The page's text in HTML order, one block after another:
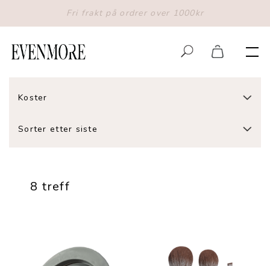
Koster
Sorter etter siste
8 treff
Fri frakt på ordrer over 1000kr